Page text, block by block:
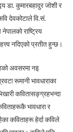
डा. कुमारबहादुर जोशी र
देवकोटाले वि.सं.
राष्ट्रिय
नदिएको प्रतीत हुन्छ।
अवसरमा नइ
रूमानी भावधाराका
कवितासङ्ग्रहभन्दा
भावधारा र
कविताहरू हेर्दा कविले